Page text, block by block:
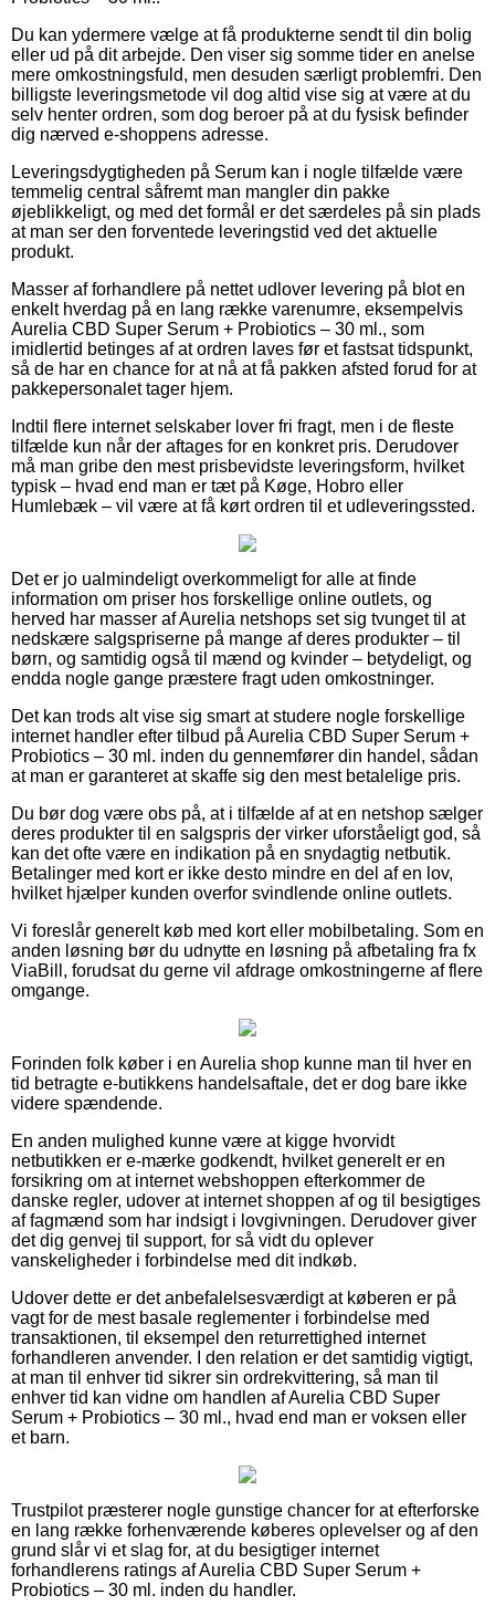
Du kan ydermere vælge at få produkterne sendt til din bolig
eller ud på dit arbejde. Den viser sig somme tider en anelse
mere omkostningsfuld, men desuden særligt problemfri. Den
billigste leveringsmetode vil dog altid vise sig at være at du
selv henter ordren, som dog beroer på at du fysisk befinder
dig nærved e-shoppens adresse.
Leveringsdygtigheden på Serum kan i nogle tilfælde være
temmelig central såfremt man mangler din pakke
øjeblikkeligt, og med det formål er det særdeles på sin plads
at man ser den forventede leveringstid ved det aktuelle
produkt.
Masser af forhandlere på nettet udlover levering på blot en
enkelt hverdag på en lang række varenumre, eksempelvis
Aurelia CBD Super Serum + Probiotics – 30 ml., som
imidlertid betinges af at ordren laves før et fastsat tidspunkt,
så de har en chance for at nå at få pakken afsted forud for at
pakkepersonalet tager hjem.
Indtil flere internet selskaber lover fri fragt, men i de fleste
tilfælde kun når der aftages for en konkret pris. Derudover
må man gribe den mest prisbevidste leveringsform, hvilket
typisk – hvad end man er tæt på Køge, Hobro eller
Humlebæk – vil være at få kørt ordren til et udleveringssted.
Det er jo ualmindeligt overkommeligt for alle at finde
information om priser hos forskellige online outlets, og
herved har masser af Aurelia netshops set sig tvunget til at
nedskære salgspriserne på mange af deres produkter – til
børn, og samtidig også til mænd og kvinder – betydeligt, og
endda nogle gange præstere fragt uden omkostninger.
Det kan trods alt vise sig smart at studere nogle forskellige
internet handler efter tilbud på Aurelia CBD Super Serum +
Probiotics – 30 ml. inden du gennemfører din handel, sådan
at man er garanteret at skaffe sig den mest betalelige pris.
Du bør dog være obs på, at i tilfælde af at en netshop sælger
deres produkter til en salgspris der virker uforståeligt god, så
kan det ofte være en indikation på en snydagtig netbutik.
Betalinger med kort er ikke desto mindre en del af en lov,
hvilket hjælper kunden overfor svindlende online outlets.
Vi foreslår generelt køb med kort eller mobilbetaling. Som en
anden løsning bør du udnytte en løsning på afbetaling fra fx
ViaBill, forudsat du gerne vil afdrage omkostningerne af flere
omgange.
Forinden folk køber i en Aurelia shop kunne man til hver en
tid betragte e-butikkens handelsaftale, det er dog bare ikke
videre spændende.
En anden mulighed kunne være at kigge hvorvidt
netbutikken er e-mærke godkendt, hvilket generelt er en
forsikring om at internet webshoppen efterkommer de
danske regler, udover at internet shoppen af og til besigtiges
af fagmænd som har indsigt i lovgivningen. Derudover giver
det dig genvej til support, for så vidt du oplever
vanskeligheder i forbindelse med dit indkøb.
Udover dette er det anbefalelsesværdigt at køberen er på
vagt for de mest basale reglementer i forbindelse med
transaktionen, til eksempel den returrettighed internet
forhandleren anvender. I den relation er det samtidig vigtigt,
at man til enhver tid sikrer sin ordrekvittering, så man til
enhver tid kan vidne om handlen af Aurelia CBD Super
Serum + Probiotics – 30 ml., hvad end man er voksen eller
et barn.
Trustpilot præsterer nogle gunstige chancer for at efterforske
en lang række forhenværende køberes oplevelser og af den
grund slår vi et slag for, at du besigtiger internet
forhandlerens ratings af Aurelia CBD Super Serum +
Probiotics – 30 ml. inden du handler.